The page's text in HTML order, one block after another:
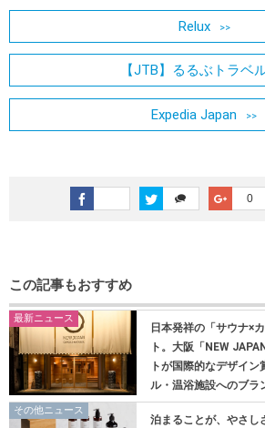
Relux
【JTB】るるぶトラベ
Expedia Japan
0
この記事もおすすめ
最新ニュース
日本発祥の「サウナ×
ト。大阪「NEW
トが国際的なデザイ
ル・温浴施設へのブラ
その他ニュース
泊まることが、やさし